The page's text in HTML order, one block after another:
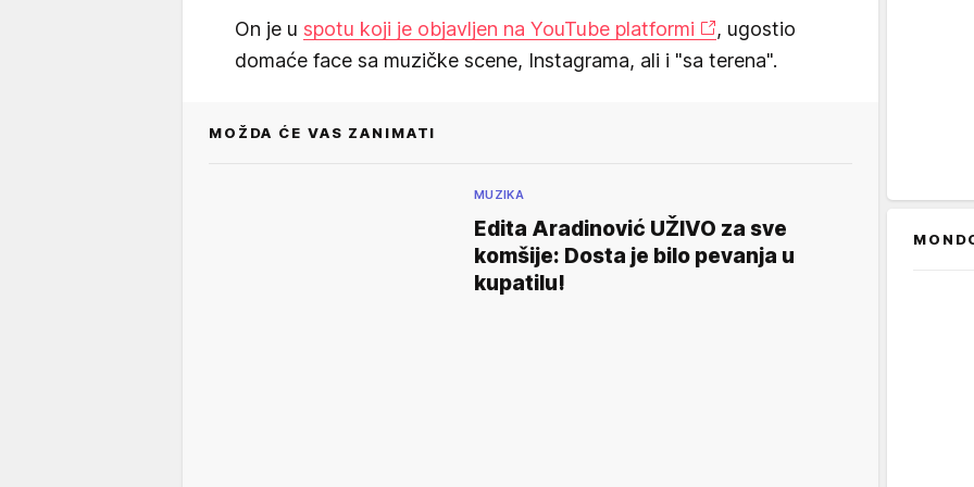
On je u spotu koji je objavljen na YouTube platformi
, ugostio
domaće face sa muzičke scene, Instagrama, ali i "sa terena".
MOŽDA ĆE VAS ZANIMATI
MUZIKA
Edita Aradinović UŽIVO za sve
komšije: Dosta je bilo pevanja u
kupatilu!